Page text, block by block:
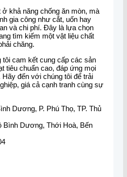
khả năng chống ăn mòn, mà
gia công như cắt, uốn hay
và chi phí. Đây là lựa chọn
tìm kiếm một vật liệu chất
chăng.
tôi cam kết cung cấp các sản
tiêu chuẩn cao, đáp ứng mọi
đến với chúng tôi để trải
giá cả cạnh tranh cùng sự
Dương, P. Phú Thọ, TP. Thủ
Bình Dương, Thới Hoà, Bến